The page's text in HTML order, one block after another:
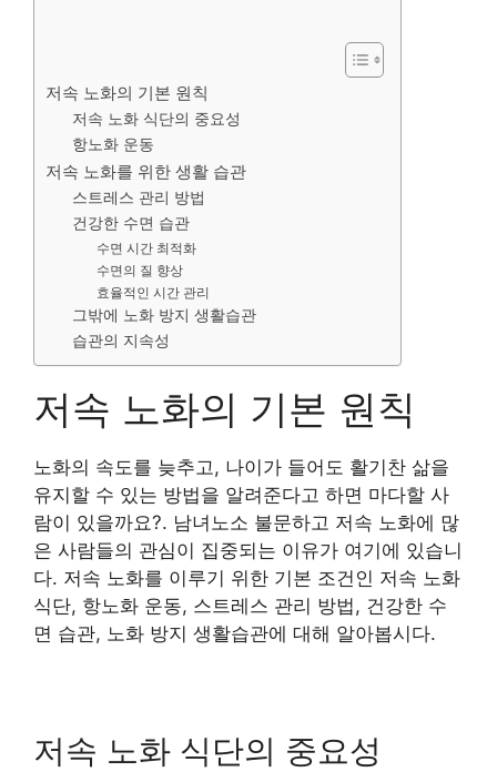
저속 노화의 기본 원칙
저속 노화 식단의 중요성
항노화 운동
저속 노화를 위한 생활 습관
스트레스 관리 방법
건강한 수면 습관
수면 시간 최적화
수면의 질 향상
효율적인 시간 관리
그밖에 노화 방지 생활습관
습관의 지속성
저속 노화의 기본 원칙
노화의 속도를 늦추고, 나이가 들어도 활기찬 삶을
유지할 수 있는 방법을 알려준다고 하면 마다할 사
람이 있을까요?. 남녀노소 불문하고 저속 노화에 많
은 사람들의 관심이 집중되는 이유가 여기에 있습니
다. 저속 노화를 이루기 위한 기본 조건인 저속 노화
식단, 항노화 운동, 스트레스 관리 방법, 건강한 수
면 습관, 노화 방지 생활습관에 대해 알아봅시다.
저속 노화 식단의 중요성